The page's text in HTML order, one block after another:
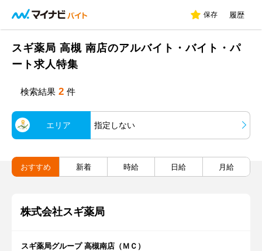
保存 履歴
スギ薬局 高槻 南店のアルバイト・バイト・パ
ート求人特集
検索結果 2 件
エリア 指定しない
おすすめ 新着 時給 日給 月給
株式会社スギ薬局
スギ薬局グループ 高槻南店（ＭＣ）